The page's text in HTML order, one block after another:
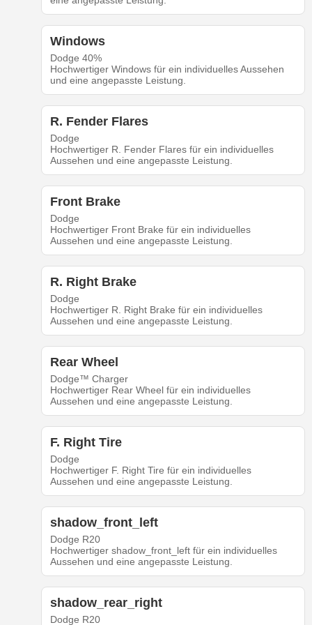
Windows
Dodge 40%
Hochwertiger Windows für ein individuelles Aussehen
und eine angepasste Leistung.
R. Fender Flares
Dodge
Hochwertiger R. Fender Flares für ein individuelles
Aussehen und eine angepasste Leistung.
Front Brake
Dodge
Hochwertiger Front Brake für ein individuelles
Aussehen und eine angepasste Leistung.
R. Right Brake
Dodge
Hochwertiger R. Right Brake für ein individuelles
Aussehen und eine angepasste Leistung.
Rear Wheel
Dodge™ Charger
Hochwertiger Rear Wheel für ein individuelles
Aussehen und eine angepasste Leistung.
F. Right Tire
Dodge
Hochwertiger F. Right Tire für ein individuelles
Aussehen und eine angepasste Leistung.
shadow_front_left
Dodge R20
Hochwertiger shadow_front_left für ein individuelles
Aussehen und eine angepasste Leistung.
shadow_rear_right
Dodge R20